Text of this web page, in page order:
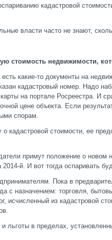
кадастровой
власти часто не знают,
стоимость недвижимости,
есть какие-то документы на
кадастровый номер. Надо
на портале Росреестра. И
цене объекта. Если
спорам.
о кадастровой стоимости, ее
примут положение о новом
й. И вот тогда оспаривать
Пока в
с назначением: торговля,
исчисленный из кадастровой
льготы в пределах,